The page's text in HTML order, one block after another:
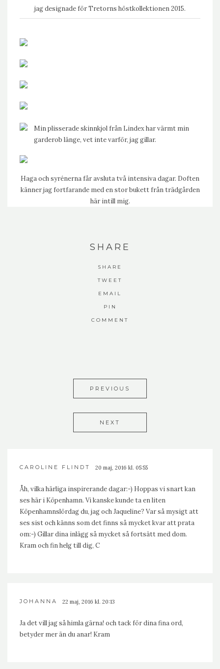
jag designade för Tretorns höstkollektionen 2015.
Min plisserade skinnkjol från Lindex har värmt min
garderob länge, vet inte varför, jag gillar.
Haga och syrénerna får avsluta två intensiva dagar. Doften
känner jag fortfarande med en stor bukett från trädgården
här intill mig.
SHARE
SHARE
TWEET
EMAIL
PIN
COMMENT
PREVIOUS
NEXT
CAROLINE FLINDT 20 maj, 2016 kl. 05:55
Åh, vilka härliga inspirerande dagar:-) Hoppas vi snart kan
ses här i Köpenhamn. Vi kanske kunde ta en liten
Köpenhamnslördag du, jag och Jaqueline? Var så mysigt att
ses sist och känns som det finns så mycket kvar att prata
om:-) Gillar dina inlägg så mycket så fortsätt med dom.
Kram och fin helg till dig, C
JOHANNA 22 maj, 2016 kl. 20:13
Ja det vill jag så himla gärna! och tack för dina fina ord,
betyder mer än du anar! Kram